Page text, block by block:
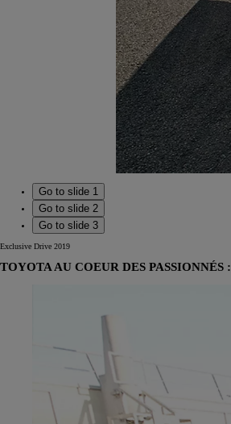
Go to slide 1
Go to slide 2
Go to slide 3
Exclusive Drive 2019
TOYOTA AU COEUR DES PASSIONNÉS :